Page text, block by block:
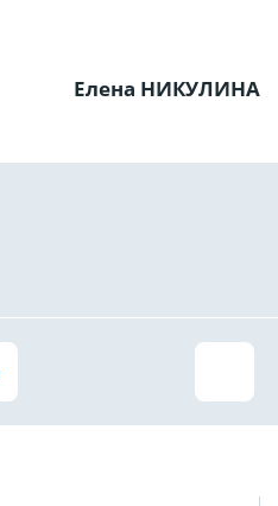
Елена НИКУЛИНА